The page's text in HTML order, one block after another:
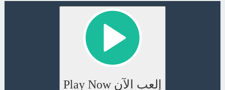
إلعب الآن Play Now